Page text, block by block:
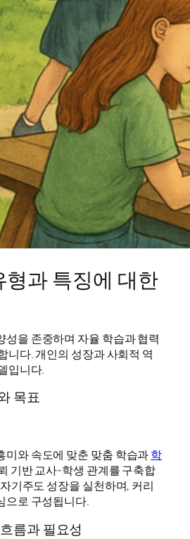
과 특징에 대한
성을 존중하며 자율 학습과 협력
니다. 개인의 성장과 사회적 역
입니다.
목표
미와 속도에 맞춘 맞춤 학습과학
기반 교사-학생 관계를 구축합
기주도 성장을 실천하며, 커리
으로 구성됩니다.
름과 필요성